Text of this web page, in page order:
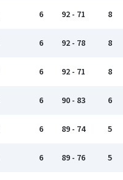
6 92 - 71 8
6 92 - 78 8
6 92 - 71 8
6 90 - 83 6
6 89 - 74 5
6 89 - 76 5